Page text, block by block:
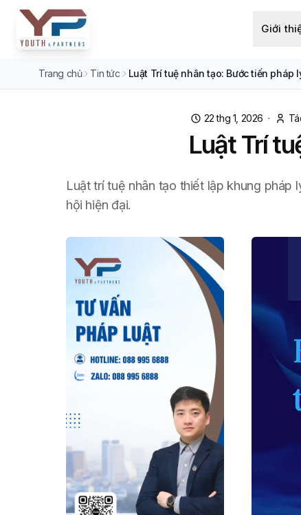
Giới
Trang chủ Tin tức Luật Trí tuệ nhân tạo: Bước tiến pháp
22 thg 1, 2026 ·
Luật Trí
Luật trí tuệ nhân tạo thiết lập khung
hội hiện đại.